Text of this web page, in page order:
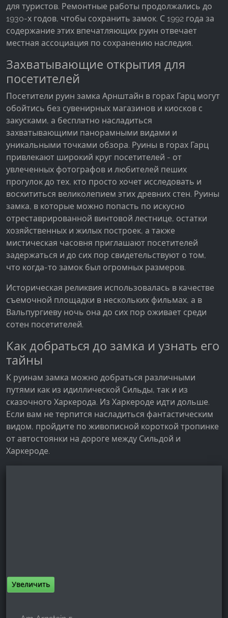
для туристов. Ремонтные работы продолжались до
1930-х годов, чтобы сохранить замок. С 1992 года за
содержание этих впечатляющих руин отвечает
местная ассоциация по сохранению наследия.
Захватывающие открытия для
посетителей
Посетители руин замка Арнштайн в горах Гарц могут
обойтись без сувенирных магазинов и киосков с
закусками, а бесплатно насладиться
захватывающими панорамными видами и
уникальными точками обзора. Руины в горах Гарц
привлекают широкий круг посетителей - от
увлеченных фотографов и любителей пеших
прогулок до тех, кто просто хочет исследовать и
восхититься великолепием этих древних стен. Руины
замка, в которые можно попасть по искусно
отреставрированной винтовой лестнице, остатки
хозяйственных и жилых построек, а также
мистическая часовня приглашают посетителей
задержаться и до сих пор свидетельствуют о том,
что когда-то замок был огромных размеров.
Историческая реликвия использовалась в качестве
съемочной площадки в нескольких фильмах, а в
Вальпургиеву ночь она до сих пор оживает среди
сотен посетителей.
Как добраться до замка и узнать его
тайны
К руинам замка можно добраться различными
путями как из идиллической Сильды, так и из
сказочного Харкерода. Из Харкероде идти дольше.
Если вам не терпится насладиться фантастическим
видом, пройдите по живописной короткой тропинке
от автостоянки на дороге между Сильдой и
Харкероде.
Увеличить